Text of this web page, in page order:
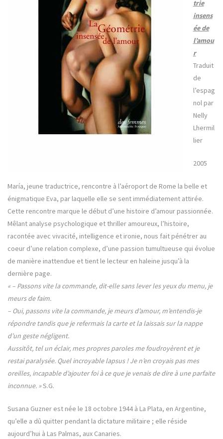
trie
insens
ée de
l’amou
r
Traduit
de
l’espag
nol par
Nelly
Lhermil
lier
2005
María, jeune traductrice, rencontre à l’aéroport de Rome la belle et
énigmatique Eva, par laquelle elle se sent immédiatement attirée.
Cette rencontre marque le début d’une histoire d’amour passionnée.
Mêlant analyse psychologique et thriller amoureux, l’histoire,
racontée avec vivacité, intelligence et ironie, nous fait pénétrer au
coeur d’une relation complexe, d’une passion tumultueuse qui évolue
de manière inattendue et tient le lecteur en haleine jusqu’à la
dernière page.
« – Passons vite la commande, dit-elle sans lever les yeux du menu, je
meurs de faim.
– Oui, passons vite la commande, je meurs d’amour, m’entendis-je
répondre tandis que je refermais la carte et la laissais sur la nappe
d’un geste négligent.
Aussitôt, tel un éclair, mes propres paroles me foudroyèrent et je
restai paralysée. Quel incroyable lapsus ! Je n’en croyais pas mes
oreilles, incapable d’ajouter foi à ce que je venais de dire à une parfaite
inconnue. »S.G.
Susana Guzner est née le 18 octobre 1944 à La Plata, en Argentine,
qu’elle a dû quitter pendant la dictature militaire ; elle réside
aujourd’hui à Las Palmas, aux Canaries.